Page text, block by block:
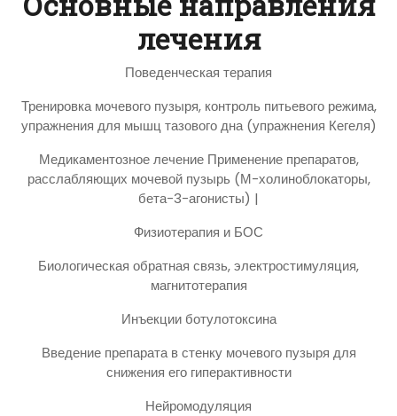
лечения
Поведенческая терапия
Тренировка мочевого пузыря, контроль питьевого режима,
упражнения для мышц тазового дна (упражнения Кегеля)
Медикаментозное лечение Применение препаратов,
расслабляющих мочевой пузырь (М-холиноблокаторы,
бета-3-агонисты) |
Физиотерапия и БОС
Биологическая обратная связь, электростимуляция,
магнитотерапия
Инъекции ботулотоксина
Введение препарата в стенку мочевого пузыря для
снижения его гиперактивности
Нейромодуляция